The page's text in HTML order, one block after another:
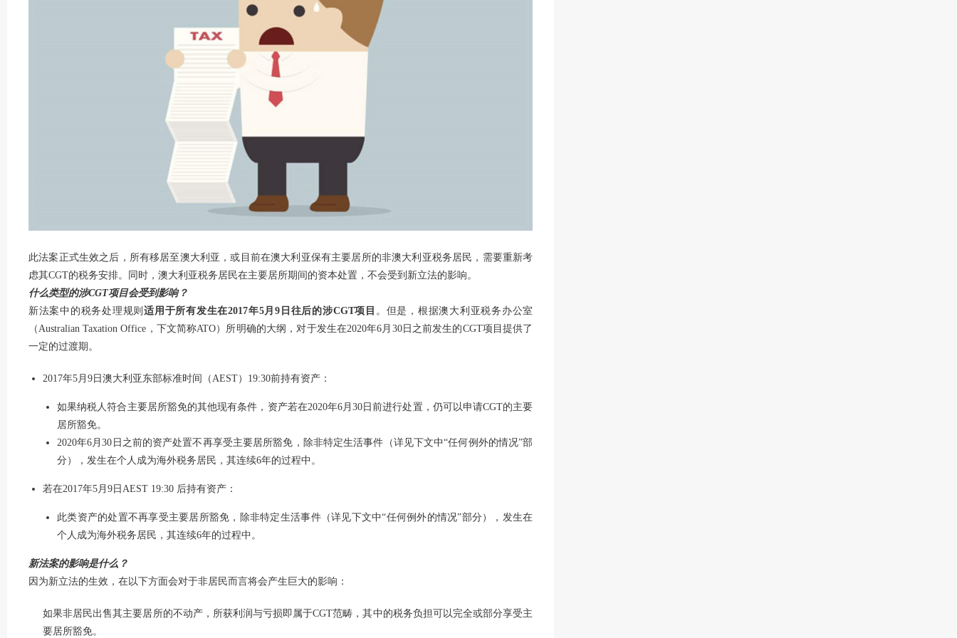
此法案正式生效之后，所有移居至澳大利亚，或目前在澳大利亚保有主要居所的非澳大利亚税务居民，需要重新考
虑其CGT的税务安排。同时，澳大利亚税务居民在主要居所期间的资本处置，不会受到新立法的影响。
什么类型的涉CGT项目会受到影响？
新法案中的税务处理规则适用于所有发生在2017年5月9 日往后的涉CGT项目 。但是，根据澳大利亚税务办公室
（Australian Taxation Office，下文简称ATO）所明确的大纲，对于发生在2020年6月30日之前发生的CGT项目提供了
一定的过渡期。
2017年5月9日澳大利亚东部标准时间（AEST）19:30前持有资产：
如果纳税人符合主要居所豁免的其他现有条件，资产若在2020年6月30日前进行处置，仍可以申请CGT的主要
居所豁免。
2020年6月30日之前的资产处置不再享受主要居所豁免，除非特定生活事件（详见下文中“任何例外的情况”部
分），发生在个人成为海外税务居民，其连续6年的过程中。
若在2017年5月9日AEST 19:30 后持有资产：
此类资产的处置不再享受主要居所豁免，除非特定生活事件（详见下文中“任何例外的情况”部分），发生在
个人成为海外税务居民，其连续6年的过程中。
新法案的影响是什么？
因为新立法的生效，在以下方面会对于非居民而言将会产生巨大的影响：
如果非居民出售其主要居所的不动产，所获利润与亏损即属于CGT范畴，其中的税务负担可以完全或部分享受主
要居所豁免。